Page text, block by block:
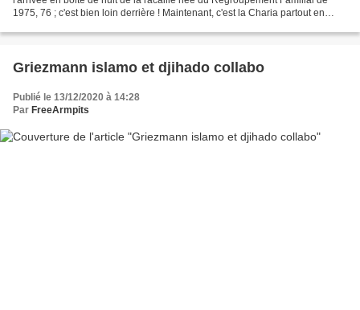
1975, 76 ; c'est bien loin derrière ! Maintenant, c'est la Charia partout en
Griezmann islamo et djihado collabo
Publié le 13/12/2020 à 14:28
Par FreeArmpits